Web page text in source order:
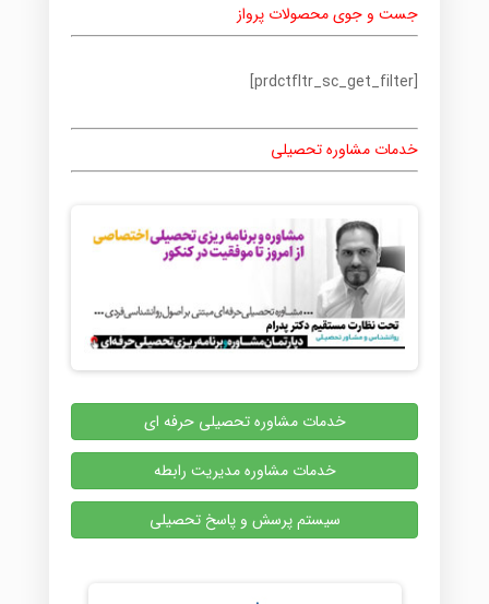
جست و جوی محصولات پرواز
[prdctfltr_sc_get_filter]
خدمات مشاوره تحصیلی
خدمات مشاوره تحصیلی حرفه ای
خدمات مشاوره مدیریت رابطه
سیستم پرسش و پاسخ تحصیلی